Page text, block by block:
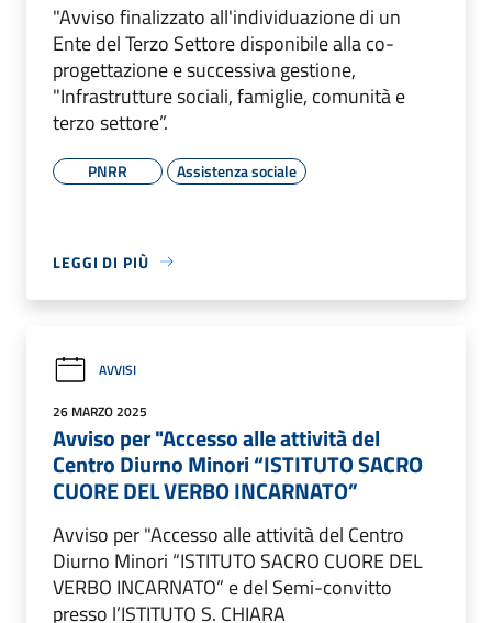
"Avviso finalizzato all'individuazione di un
Ente del Terzo Settore disponibile alla co-
progettazione e successiva gestione,
"Infrastrutture sociali, famiglie, comunità e
terzo settore”.
PNRR Assistenza sociale
LEGGI DI PIÙ
AVVISI
26 MARZO 2025
Avviso per "Accesso alle attività del
Centro Diurno Minori “ISTITUTO SACRO
CUORE DEL VERBO INCARNATO”
Avviso per "Accesso alle attività del Centro
Diurno Minori “ISTITUTO SACRO CUORE DEL
VERBO INCARNATO” e del Semi-convitto
presso l’ISTITUTO S. CHIARA